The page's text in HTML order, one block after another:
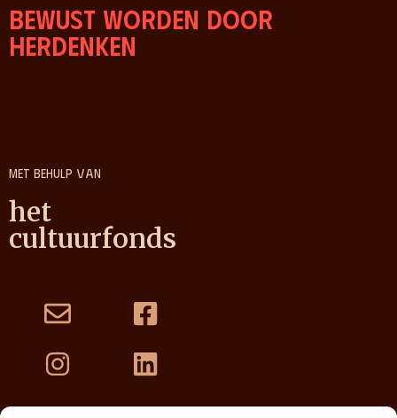
Bewust worden door
herdenken
Met behulp van
het
cultuurfonds